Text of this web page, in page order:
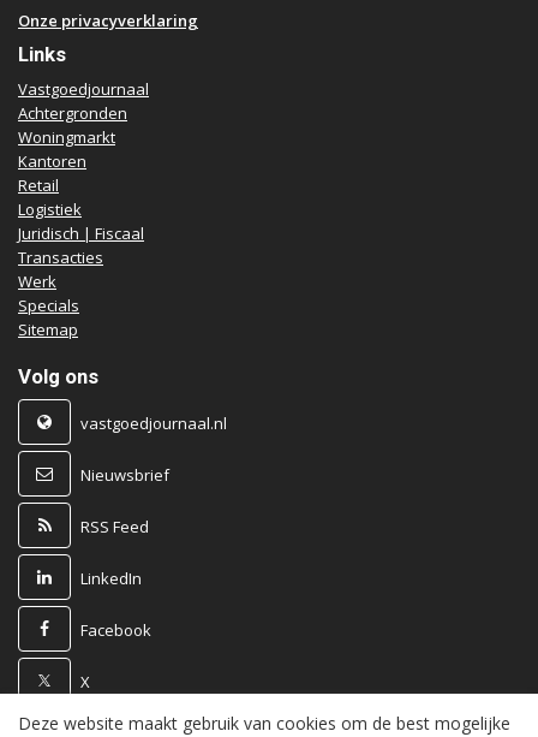
Onze privacyverklaring
Links
Vastgoedjournaal
Achtergronden
Woningmarkt
Kantoren
Retail
Logistiek
Juridisch | Fiscaal
Transacties
Werk
Specials
Sitemap
Volg ons
vastgoedjournaal.nl
Nieuwsbrief
RSS Feed
LinkedIn
Facebook
X
Deze website maakt gebruik van cookies om de best mogelijke